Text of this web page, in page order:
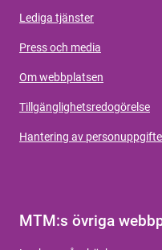
Lediga tjänster
Press och media
Om webbplatsen
Tillgänglighetsredogörelse
Hantering av
MTM:s övriga